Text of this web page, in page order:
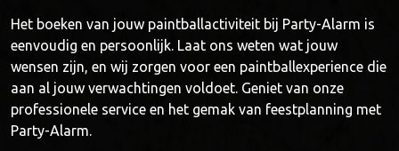
Het boeken van jouw paintballactiviteit bij Party-Alarm is
eenvoudig en persoonlijk. Laat ons weten wat jouw
wensen zijn, en wij zorgen voor een paintballexperience die
aan al jouw verwachtingen voldoet. Geniet van onze
professionele service en het gemak van feestplanning met
Party-Alarm.